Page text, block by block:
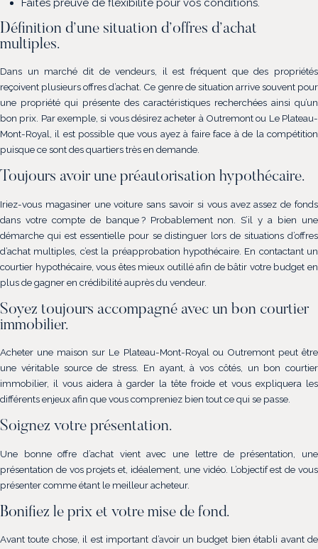
Faites preuve de flexibilité pour vos conditions.
Définition d’une situation d’offres d’achat
multiples.
Dans un marché dit de vendeurs, il est fréquent que des propriétés
reçoivent plusieurs offres d’achat. Ce genre de situation arrive souvent pour
une propriété qui présente des caractéristiques recherchées ainsi qu’un
bon prix. Par exemple, si vous désirez acheter à Outremont ou Le Plateau-
Mont-Royal, il est possible que vous ayez à faire face à de la compétition
puisque ce sont des quartiers très en demande.
Toujours avoir une préautorisation hypothécaire.
Iriez-vous magasiner une voiture sans savoir si vous avez assez de fonds
dans votre compte de banque ? Probablement non. S’il y a bien une
démarche qui est essentielle pour se distinguer lors de situations d’offres
d’achat multiples, c’est la préapprobation hypothécaire. En contactant un
courtier hypothécaire, vous êtes mieux outillé afin de bâtir votre budget en
plus de gagner en crédibilité auprès du vendeur.
Soyez toujours accompagné avec un bon courtier
immobilier.
Acheter une maison sur Le Plateau-Mont-Royal ou Outremont peut être
une véritable source de stress. En ayant, à vos côtés, un bon courtier
immobilier, il vous aidera à garder la tête froide et vous expliquera les
différents enjeux afin que vous compreniez bien tout ce qui se passe.
Soignez votre présentation.
Une bonne offre d’achat vient avec une lettre de présentation, une
présentation de vos projets et, idéalement, une vidéo. L’objectif est de vous
présenter comme étant le meilleur acheteur.
Bonifiez le prix et votre mise de fond.
Avant toute chose, il est important d’avoir un budget bien établi avant de